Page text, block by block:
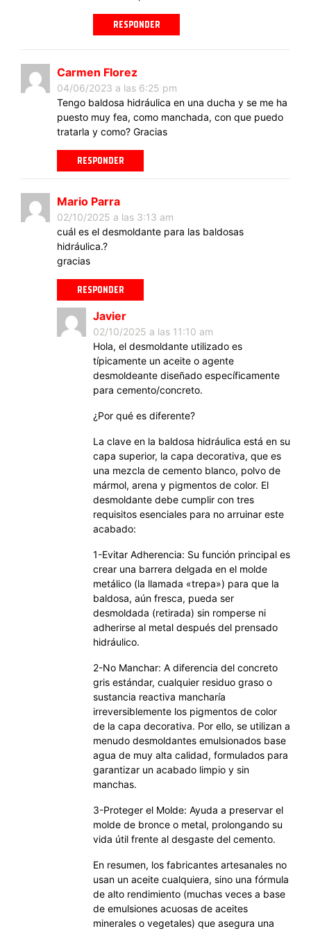
RESPONDER
Carmen Florez
04/06/2023 a las 6:25 pm
Tengo baldosa hidráulica en una ducha y se me ha
puesto muy fea, como manchada, con que puedo
tratarla y como? Gracias
RESPONDER
Mario Parra
02/10/2025 a las 3:13 am
cuál es el desmoldante para las baldosas
hidráulica.?
gracias
RESPONDER
Javier
02/10/2025 a las 11:10 am
Hola, el desmoldante utilizado es
típicamente un aceite o agente
desmoldeante diseñado específicamente
para cemento/concreto.
¿Por qué es diferente?
La clave en la baldosa hidráulica está en su
capa superior, la capa decorativa, que es
una mezcla de cemento blanco, polvo de
mármol, arena y pigmentos de color. El
desmoldante debe cumplir con tres
requisitos esenciales para no arruinar este
acabado:
1-Evitar Adherencia: Su función principal es
crear una barrera delgada en el molde
metálico (la llamada «trepa») para que la
baldosa, aún fresca, pueda ser
desmoldada (retirada) sin romperse ni
adherirse al metal después del prensado
hidráulico.
2-No Manchar: A diferencia del concreto
gris estándar, cualquier residuo graso o
sustancia reactiva mancharía
irreversiblemente los pigmentos de color
de la capa decorativa. Por ello, se utilizan a
menudo desmoldantes emulsionados base
agua de muy alta calidad, formulados para
garantizar un acabado limpio y sin
manchas.
3-Proteger el Molde: Ayuda a preservar el
molde de bronce o metal, prolongando su
vida útil frente al desgaste del cemento.
En resumen, los fabricantes artesanales no
usan un aceite cualquiera, sino una fórmula
de alto rendimiento (muchas veces a base
de emulsiones acuosas de aceites
minerales o vegetales) que asegura una